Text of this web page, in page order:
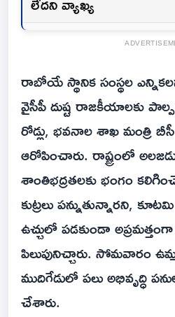
రాబోయే స్థానిక సంస్థల
వైసీపీ దుష్ట రాజకీయాలకు
రోడ్లు, భవనాల శాఖ మంత్రి బీసీ
ఆరోపించారు. రాష్ట్రంలో
శాంతిభద్రతలకు భంగం
కుట్రలు పన్నుతున్నారని,
ఉచ్చులో పడకుండా
పిలుపునిచ్చారు. సోమవారం
ముదిగేడులో పలు అభివృద్ధి
చేశారు.